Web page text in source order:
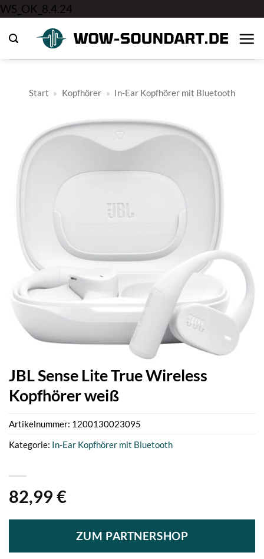
WS_OK_8.4.24
springen
Start » Kopfhörer » In-Ear Kopfhörer mit Bluetooth
JBL Sense Lite True Wireless
Kopfhörer weiß
82,99 €
ZUM PARTNERSHOP
Artikelnummer: 1200130023095
Kategorie: In-Ear Kopfhörer mit Bluetooth